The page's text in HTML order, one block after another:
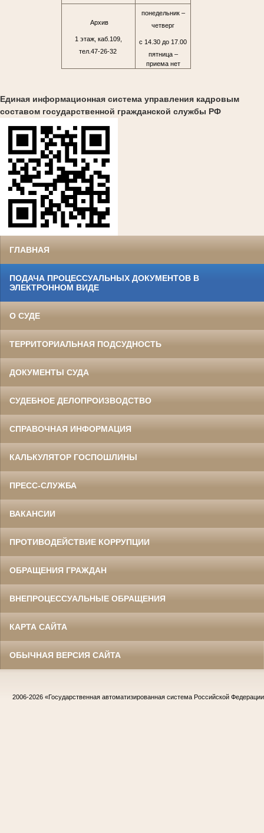
Архив
1 этаж, каб.109,
тел.47-26-32
понедельник –
четверг
с 14.30 до 17.00
пятница –
приема нет
Единая информационная система управления кадровым
составом государственной гражданской службы РФ
ГЛАВНАЯ
ПОДАЧА ПРОЦЕССУАЛЬНЫХ ДОКУМЕНТОВ В
ЭЛЕКТРОННОМ ВИДЕ
О СУДЕ
ТЕРРИТОРИАЛЬНАЯ ПОДСУДНОСТЬ
ДОКУМЕНТЫ СУДА
СУДЕБНОЕ ДЕЛОПРОИЗВОДСТВО
СПРАВОЧНАЯ ИНФОРМАЦИЯ
КАЛЬКУЛЯТОР ГОСПОШЛИНЫ
ПРЕСС-СЛУЖБА
ВАКАНСИИ
ПРОТИВОДЕЙСТВИЕ КОРРУПЦИИ
ОБРАЩЕНИЯ ГРАЖДАН
ВНЕПРОЦЕССУАЛЬНЫЕ ОБРАЩЕНИЯ
КАРТА САЙТА
ОБЫЧНАЯ ВЕРСИЯ САЙТА
2006-2026 «Государственная автоматизированная система Российской